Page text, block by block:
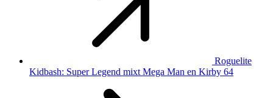
Roguelite
Kidbash: Super Legend mixt Mega Man en Kirby 64